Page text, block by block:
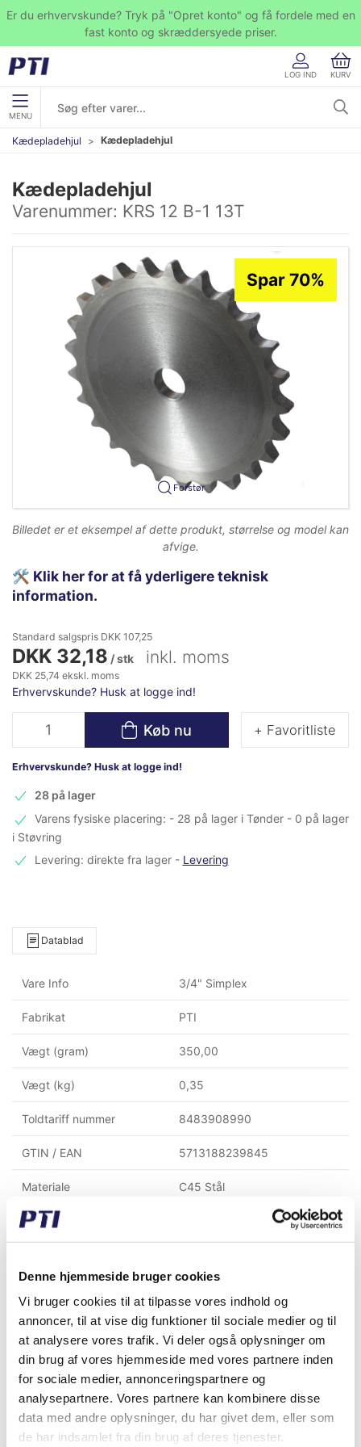
Denne hjemmeside bruger cookies
Vi bruger cookies til at tilpasse vores indhold og
annoncer, til at vise dig funktioner til sociale medier og til
at analysere vores trafik. Vi deler også oplysninger om
din brug af vores hjemmeside med vores partnere inden
for sociale medier, annonceringspartnere og
analysepartnere. Vores partnere kan kombinere disse
data med andre oplysninger, du har givet dem, eller som
de har indsamlet fra din brug af deres tjenester.
Er du erhvervskunde? Tryk på "Opret konto" og få fordele med en
fast konto og skræddersyede priser.
LOG IND KURV
MENU
Kædepladehjul Kædepladehjul
Kædepladehjul
Varenummer: KRS 12 B-1 13T
Forstør
Spar 70%
Billedet er et eksempel af dette produkt, størrelse og model kan
afvige.
🛠️ Klik her for at få yderligere teknisk
information.
Standard salgspris DKK 107,25
DKK 32,18 / stk inkl. moms
DKK 25,74 ekskl. moms
Erhvervskunde? Husk at logge ind!
Køb nu
Erhvervskunde? Husk at logge ind!
+ Favoritliste
28 på lager
Varens fysiske placering: - 28 på lager i Tønder - 0 på lager
i Støvring
Levering: direkte fra lager- Levering
Datablad
Vare Info 3/4" Simplex
Fabrikat PTI
Vægt (gram) 350,00
Vægt (kg) 0,35
Toldtariff nummer 8483908990
GTIN / EAN 5713188239845
Materiale C45 Stål
Kædetype 12 B-1 (3/4" x 7/16")
Riller 1
Købt sammen med denne vare